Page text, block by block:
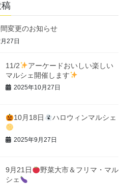
変更のお知らせ
27日
11/2
アーケードおいしい楽しい
マルシェ開催します
2025年10月27日
10月18日 ハロウィンマルシェ
2025年9月27日
9月21日
野菜大市＆フリマ・マル
シェ